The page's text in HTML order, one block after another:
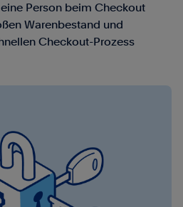
Person beim Checkout
Warenbestand und
Checkout-Prozess